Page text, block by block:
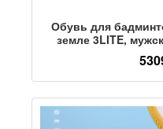
Обувь для
земле 3LITE,
тренировок с
спортивная обувь